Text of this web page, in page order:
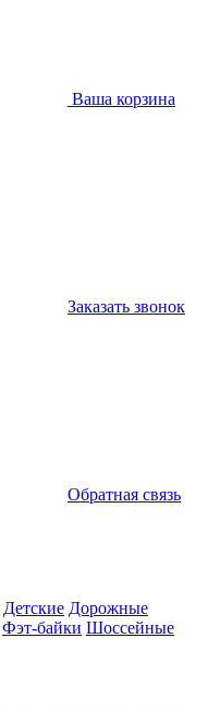
Ваша корзина
Заказать звонок
Обратная связь
Детские Дорожные
Фэт-байки Шоссейные